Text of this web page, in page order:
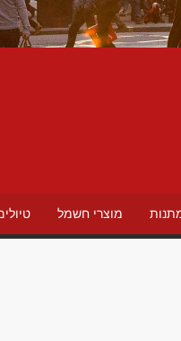
מוצרי חשמל